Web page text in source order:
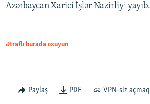
Azərbaycan Xarici İşlər Nazirliyi yayıb.
Ətraflı burada oxuyun
Paylaş PDF VPN-siz açmaq